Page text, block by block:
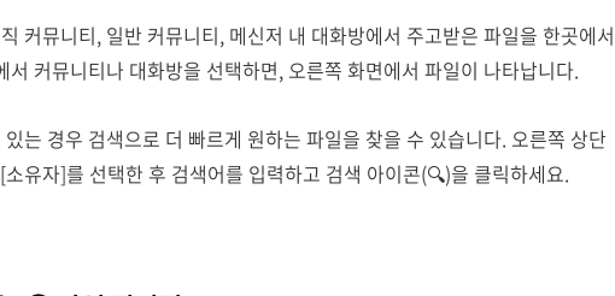
커뮤니티, 일반 커뮤니티, 메신저 내 대화방에서 주고받은 파일을 한곳에서
서 커뮤니티나 대화방을 선택하면, 오른쪽 화면에서 파일이 나타납니다.
는 경우 검색으로 더 빠르게 원하는 파일을 찾을 수 있습니다. 오른쪽 상단
유자]를 선택한 후 검색어를 입력하고 검색 아이콘(🔍)을 클릭하세요.